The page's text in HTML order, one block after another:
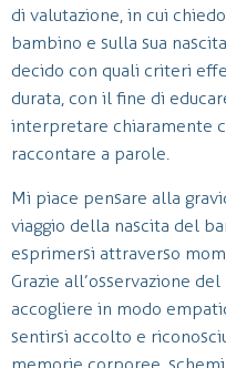
di valutazione, in cui
bambino e sulla sua
decido con quali criteri
durata, con il fine di
interpretare chiaramente
raccontare a parole.
Mi piace pensare alla
viaggio della nascita del
esprimersi attraverso
Grazie all’osservazione
accogliere in modo
sentirsi accolto e